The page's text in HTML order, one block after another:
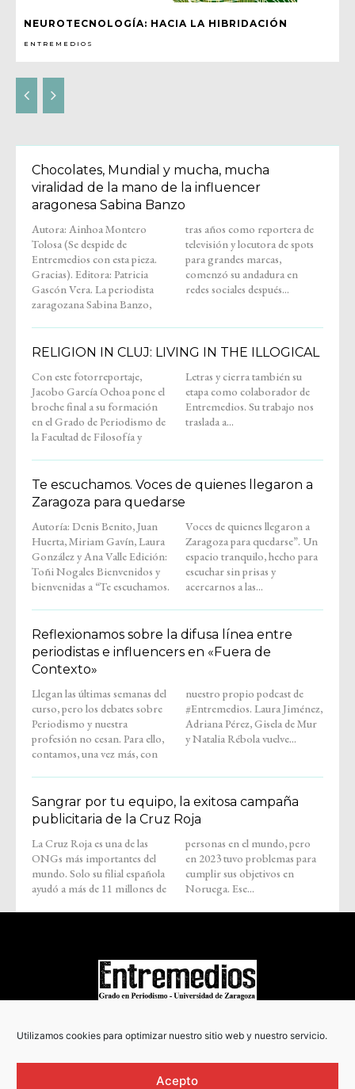
Utilizamos cookies para optimizar nuestro sitio web y nuestro servicio.
Acepto
NEUROTECNOLOGÍA: HACIA LA HIBRIDACIÓN
ENTREMEDIOS
Chocolates, Mundial y mucha, mucha
viralidad de la mano de la influencer
aragonesa Sabina Banzo
Autora: Ainhoa Montero
Tolosa (Se despide de
Entremedios con esta pieza.
Gracias). Editora: Patricia
Gascón Vera. La periodista
zaragozana Sabina Banzo,
tras años como reportera de
televisión y locutora de spots
para grandes marcas,
comenzó su andadura en
redes sociales después...
RELIGION IN CLUJ: LIVING IN THE ILLOGICAL
Con este fotorreportaje,
Jacobo García Ochoa pone el
broche final a su formación
en el Grado de Periodismo de
la Facultad de Filosofía y
Letras y cierra también su
etapa como colaborador de
Entremedios. Su trabajo nos
traslada a...
Te escuchamos. Voces de quienes llegaron a
Zaragoza para quedarse
Autoría: Denis Benito, Juan
Huerta, Miriam Gavín, Laura
González y Ana Valle Edición:
Toñi Nogales Bienvenidos y
bienvenidas a “Te escuchamos.
Voces de quienes llegaron a
Zaragoza para quedarse”. Un
espacio tranquilo, hecho para
escuchar sin prisas y
acercarnos a las...
Reflexionamos sobre la difusa línea entre
periodistas e influencers en «Fuera de
Contexto»
Llegan las últimas semanas del
curso, pero los debates sobre
Periodismo y nuestra
profesión no cesan. Para ello,
contamos, una vez más, con
nuestro propio podcast de
#Entremedios. Laura Jiménez,
Adriana Pérez, Gisela de Mur
y Natalia Rébola vuelve...
Sangrar por tu equipo, la exitosa campaña
publicitaria de la Cruz Roja
La Cruz Roja es una de las
ONGs más importantes del
mundo. Solo su filial española
ayudó a más de 11 millones de
personas en el mundo, pero
en 2023 tuvo problemas para
cumplir sus objetivos en
Noruega. Ese...